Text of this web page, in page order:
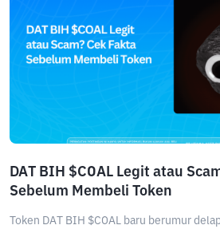
DAT BIH $COAL Legit atau
Sebelum Membeli Token
Token DAT BIH $COAL baru berumur